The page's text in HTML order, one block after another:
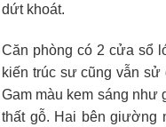
dứt khoát.
Căn phòng có 2 cửa sổ
kiến trúc sư cũng vẫn sử
Gam màu kem sáng như
thất gỗ. Hai bên giường